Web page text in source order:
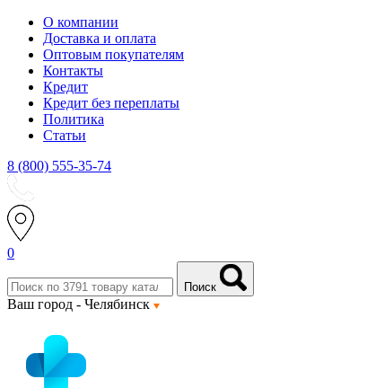
О компании
Доставка и оплата
Оптовым покупателям
Контакты
Кредит
Кредит без переплаты
Политика
Статьи
8 (800) 555-35-74
0
Поиск
Ваш город - Челябинск